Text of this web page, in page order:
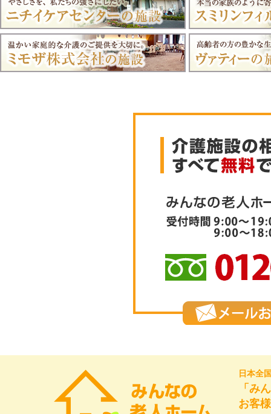
日本全
「み
お客